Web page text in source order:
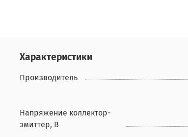
Характеристики
Производитель
Напряжение коллектор-
эмиттер, В